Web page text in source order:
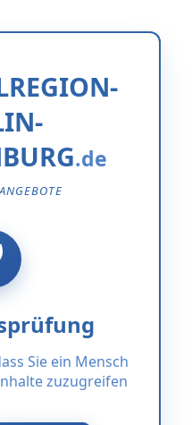
Sie ein Mensch
zuzugreifen